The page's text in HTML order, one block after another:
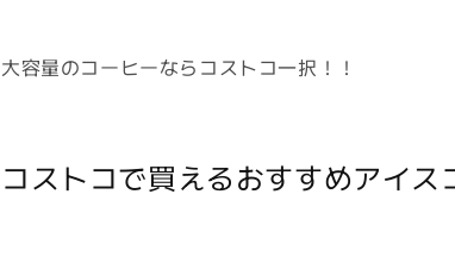
大容量のコーヒーならコストコ一択！！
コストコで買えるおすすめアイス